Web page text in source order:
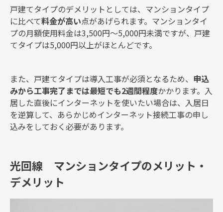
戸建てタイプのデメリットとしては、マンションタイプ
に比べて料金が高い点があげられます。マンションタイ
プの月額使用料金は3,500円～5,000円未満ですが、戸建
てタイプは5,000円以上がほとんどです。
また、戸建てタイプは導入工事が必須となるため、 申込
みから工事完了までは最短でも2週間程度かかります。入
居した直後にインターネットを使いたい場合は、入居日
を逆算して、あらかじめインターネット接続工事の申し
込みをしておく必要があります。
光回線 マンションタイプのメリット・
デメリット